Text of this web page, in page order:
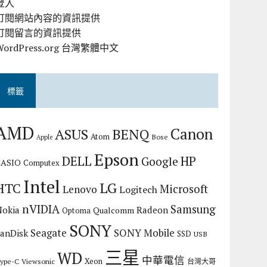
入
閱網站內容的資訊提供
閱留言的資訊提供
台灣繁體中文
標籤
Apple ASUS Atom BENQ Bose Canon
Computex DELLEpson Google HP
Intel Lenovo LGLogitechMicrosoft
nVIDIA Optoma Qualcomm Radeon Samsung
Seagate SONY SONY Mobile SSD USB
C Viewsonic WD Xeon 三星 中華電信 台灣大哥